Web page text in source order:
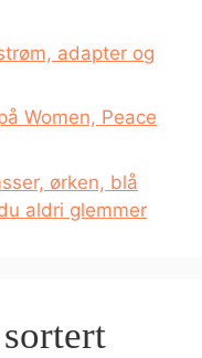
adapter og
Women, Peace
ørken, blå
aldri glemmer